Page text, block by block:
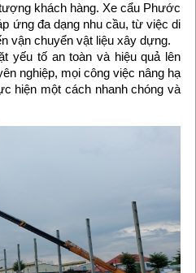
khách hàng. Xe cẩu Phước
ứng đa dạng nhu cầu, từ việc di
vận chuyển vật liệu xây dựng.
yếu tố an toàn và hiệu quả lên
nghiệp, mọi công việc nâng hạ
hiện một cách nhanh chóng và